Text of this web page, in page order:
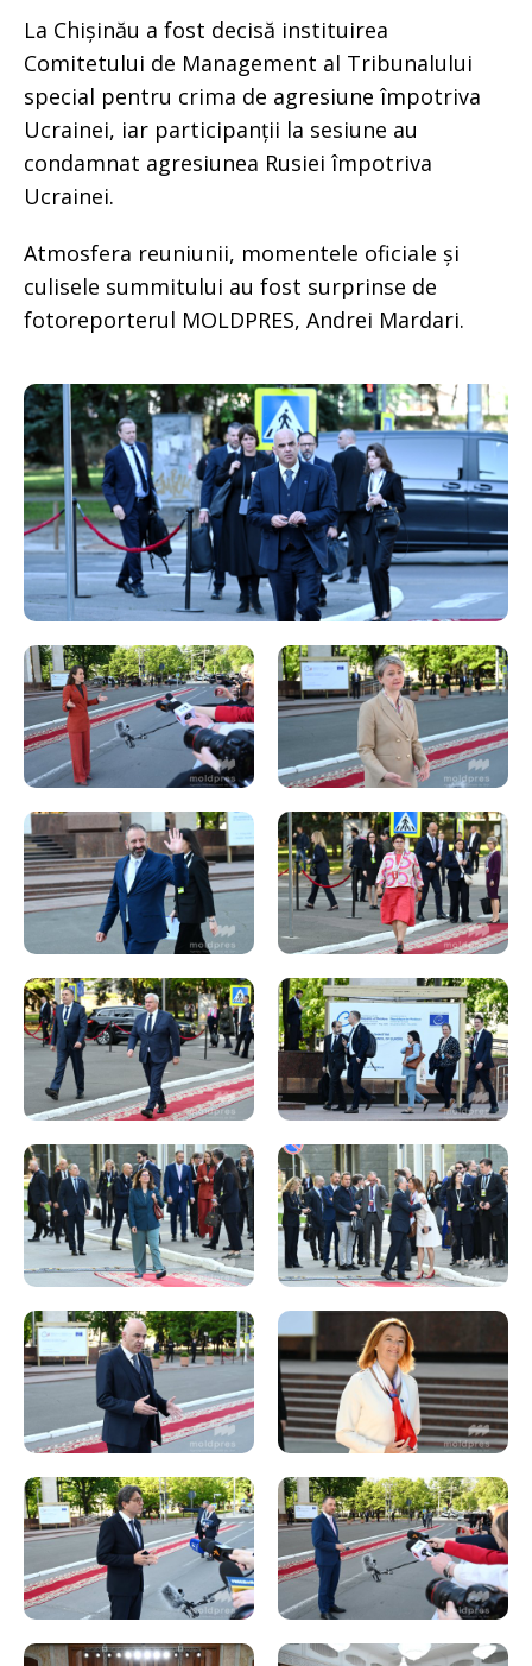
La Chișinău a fost decisă instituirea
Comitetului de Management al Tribunalului
special pentru crima de agresiune împotriva
Ucrainei, iar participanții la sesiune au
condamnat agresiunea Rusiei împotriva
Ucrainei.
Atmosfera reuniunii, momentele oficiale și
culisele summitului au fost surprinse de
fotoreporterul MOLDPRES, Andrei Mardari.